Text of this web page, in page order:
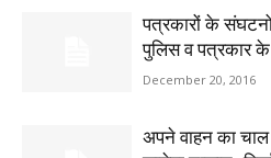
पत्रकारों के
पुलिस व पत्रकार के
December 20, 2016
अपने वाहन का चाल